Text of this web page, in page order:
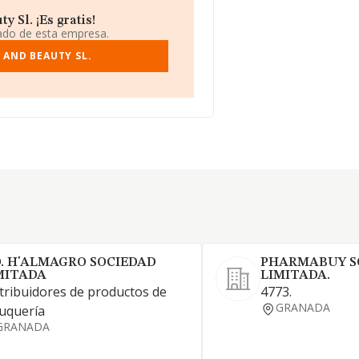
Sl. ¡Es gratis!
de esta empresa.
BEAUTY SL.
H'ALMAGRO SOCIEDAD
de productos de
PHARMABUY
LIMITADA.
4773.
GRANADA